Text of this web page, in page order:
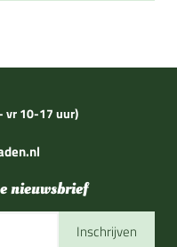
vr 10-17 uur)
nieuwsbrief
Inschrijven